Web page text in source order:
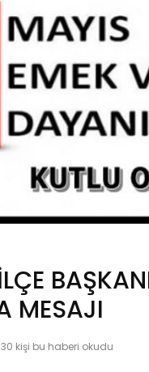
MESAJI
30 kişi bu haberi okudu